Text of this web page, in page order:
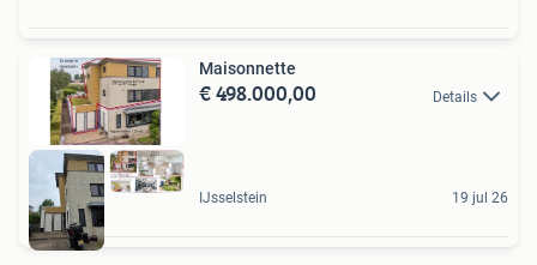
Maisonnette
€ 498.000,00 Details
IJsselstein 19 jul 26